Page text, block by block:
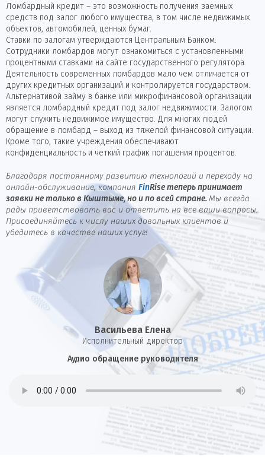
Ломбардный кредит – это возможность получения заемных
средств под залог любого имущества, в том числе недвижимых
объектов, автомобилей, ценных бумаг.
Ставки по залогам утверждаются Центральным Банком.
Сотрудники ломбардов могут ознакомиться с установленными
процентными ставками на сайте государственного регулятора.
Деятельность современных ломбардов мало чем отличается от
других кредитных организаций и контролируется государством.
Альтернативой займу в банке или микрофинансовой организации
является ломбардный кредит под залог недвижимости. Залогом
могут служить недвижимое имущество. Для многих людей
обращение в ломбард – выход из тяжелой финансовой ситуации.
Кроме того, такие учреждения обеспечивают
конфиденциальность и четкий график погашения процентов.
Благодаря постоянному развитию технологий и переходу на
онлайн-обслуживание, компания FinRise теперь принимает
заявки не только в Кыштыме, но и по всей стране. Мы всегда
рады приветствовать вас и ответить на все ваши вопросы.
Присоединяйтесь к числу наших довольных клиентов и
убедитесь в качестве наших услуг!
Васильева Елена
И сполнительный директор
Аудио обращение руководителя